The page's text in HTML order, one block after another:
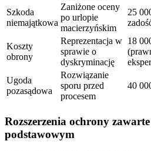
Szkoda
niemajątkowa
Zaniżone oceny
po urlopie
macierzyńskim
25
Koszty
obrony
Reprezentacja w
sprawie o
dyskryminację
18
Ugoda
pozasądowa
Rozwiązanie
sporu przed
procesem
40
Rozszerzenia ochrony
podstawowym